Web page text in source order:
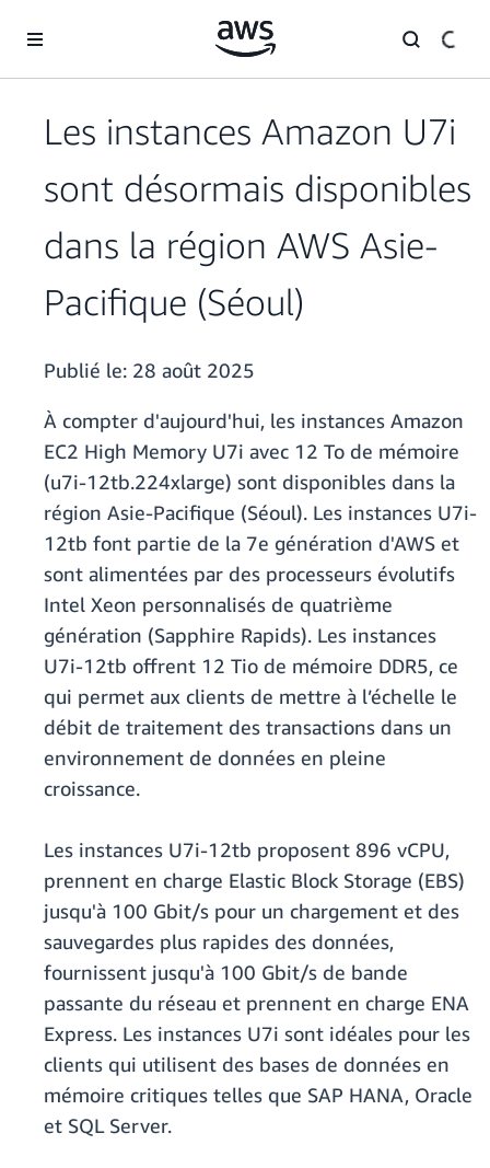
Les instances Amazon U7i
sont désormais disponibles
dans la région AWS Asie-
Pacifique (Séoul)
Publié le: 28 août 2025
À compter d'aujourd'hui, les instances Amazon
EC2 High Memory U7i avec 12 To de mémoire
(u7i-12tb.224xlarge) sont disponibles dans la
région Asie-Pacifique (Séoul). Les instances U7i-
12tb font partie de la 7e génération d'AWS et
sont alimentées par des processeurs évolutifs
Intel Xeon personnalisés de quatrième
génération (Sapphire Rapids). Les instances
U7i-12tb offrent 12 Tio de mémoire DDR5, ce
qui permet aux clients de mettre à l’échelle le
débit de traitement des transactions dans un
environnement de données en pleine
croissance.
Les instances U7i-12tb proposent 896 vCPU,
prennent en charge Elastic Block Storage (EBS)
jusqu'à 100 Gbit/s pour un chargement et des
sauvegardes plus rapides des données,
fournissent jusqu'à 100 Gbit/s de bande
passante du réseau et prennent en charge ENA
Express. Les instances U7i sont idéales pour les
clients qui utilisent des bases de données en
mémoire critiques telles que SAP HANA, Oracle
et SQL Server.